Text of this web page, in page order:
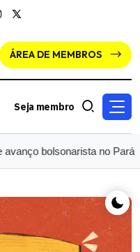
ÁREA DE MEMBROS
Seja membro
no Pará